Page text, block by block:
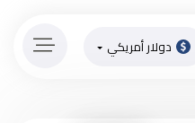
دولار أمريكي